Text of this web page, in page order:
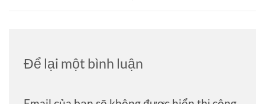
Để lại một bình luận